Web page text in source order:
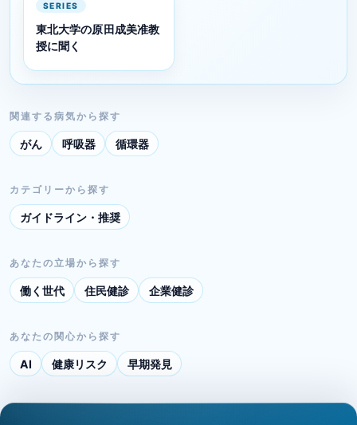
SERIES
東北大学の原田成美准教
授に聞く
関連する病気から探す
がん 呼吸器 循環器
カテゴリーから探す
ガイドライン・推奨
あなたの立場から探す
働く世代 住民健診 企業健診
あなたの関心から探す
AI 健康リスク 早期発見